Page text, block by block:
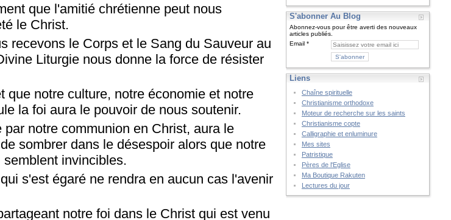
que l'amitié chrétienne peut nous
le Christ.
recevons le Corps et le Sang du Sauveur au
Liturgie nous donne la force de résister
que notre culture, notre économie et notre
la foi aura le pouvoir de nous soutenir.
notre communion en Christ, aura le
sombrer dans le désespoir alors que notre
invincibles.
s'est égaré ne rendra en aucun cas l'avenir
notre foi dans le Christ qui est venu
S'abonner Au Blog
Abonnez-vous pour être averti des nouveaux
articles publiés.
Email
Liens
Chaîne spirituelle
Christianisme orthodoxe
Moteur de recherche sur les saints
Christianisme copte
Calligraphie et enluminure
Mes sites
Patristique
Pères de l'Eglise
Ma Boutique Rakuten
Lectures du jour